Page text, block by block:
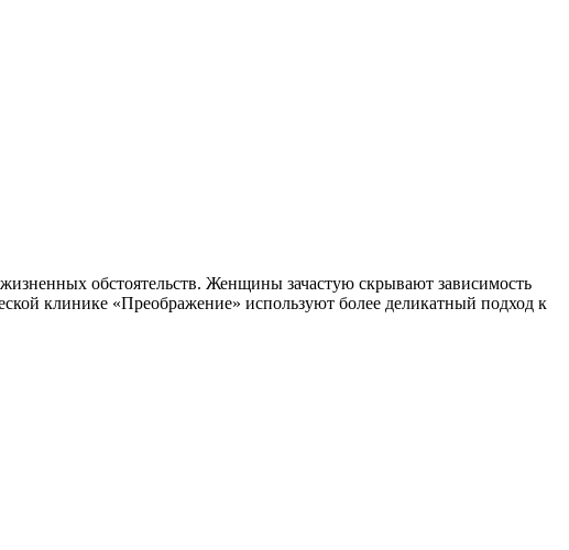
обстоятельств. Женщины зачастую скрывают зависимость
клинике «Преображение» используют более деликатный подход к